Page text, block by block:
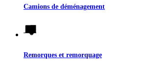
Camions de déménagement
Remorques et remorquage